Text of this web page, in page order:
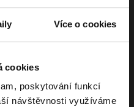
Více o cookies
cookies
poskytování funkcí
návštěvnosti využíváme